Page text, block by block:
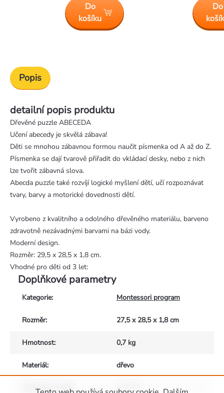
Do
košíku
Do
Popis
detailní popis produktu
Dřevěné puzzle ABECEDA
Učení abecedy je skvělá zábava!
Děti se mnohou zábavnou formou naučit písmenka od A až do Z.
Písmenka se dají tvarově přiřadit do vkládací desky, nebo z nich
lze tvořit zábavná slova.
Abecda puzzle také rozvíjí logické myšlení dětí, učí rozpoznávat
tvary, barvy a motorické dovednosti dětí.
Vyrobeno z kvalitního a odolného dřevěného materiálu, barveno
zdravotně nezávadnými barvami na bázi vody.
Moderní design.
Rozměr: 29,5 x 28,5 x 1,8 cm.
Vhodné pro děti od 3 let:
Doplňkové parametry
Kategorie: Montessori program
Rozměr: 27,5 x 28,5 x 1,8 cm
Hmotnost: 0,7 kg
Materiál: dřevo
Vhodné pro děti od 3 let